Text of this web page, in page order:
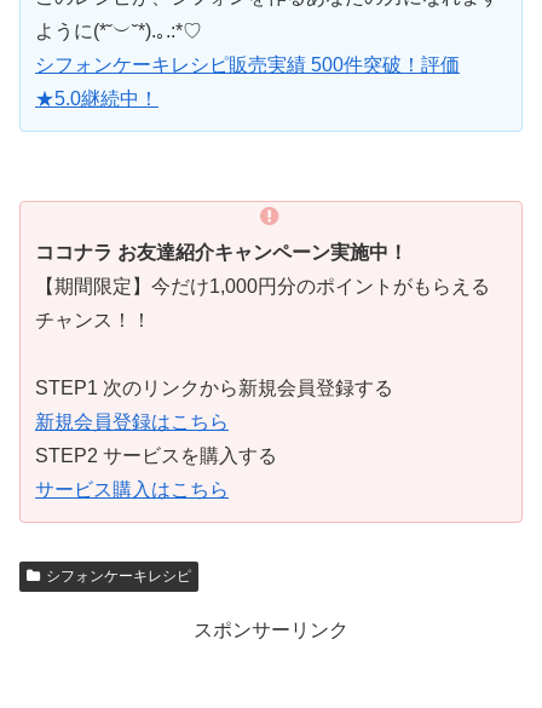
ように(*˘︶˘*).｡.:*♡
シフォンケーキレシピ販売実績 500件突破！評価
★5.0継続中！
ココナラ お友達紹介キャンペーン実施中！
【期間限定】今だけ1,000円分のポイントがもらえる
チャンス！！
STEP1 次のリンクから新規会員登録する
新規会員登録はこちら
STEP2 サービスを購入する
サービス購入はこちら
シフォンケーキレシピ
スポンサーリンク